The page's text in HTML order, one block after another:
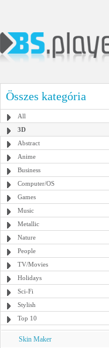
Összes kategória
All
3D
Abstract
Anime
Business
Computer/OS
Games
Music
Metallic
Nature
People
TV/Movies
Holidays
Sci-Fi
Stylish
Top 10
Skin Maker